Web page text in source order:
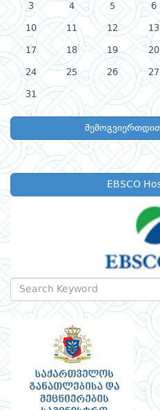
3 4 5 6
10 11 12 13
17 18 19 20
24 25 26 27
31
EBSCO